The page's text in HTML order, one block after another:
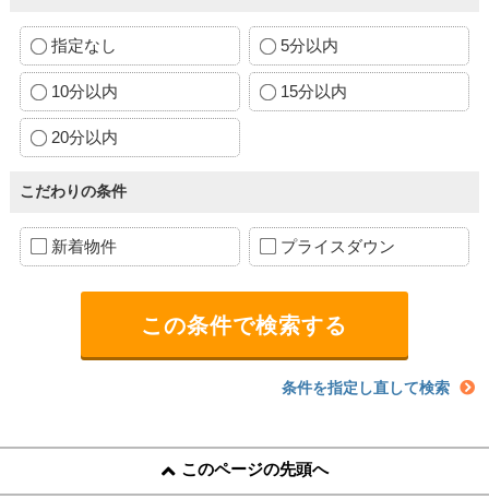
指定なし 5分以内
10分以内 15分以内
20分以内
こだわりの条件
新着物件 プライスダウン
条件を指定し直して検索
このページの先頭へ